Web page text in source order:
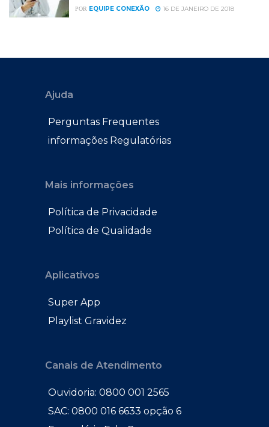
POR EQUIPE CONEXÃO 16 DE JANEIRO DE 2018
Ajuda
Perguntas Frequentes
informações Regulatórias
Mais informações
Política de Privacidade
Política de Qualidade
Aplicativos
Super App
Playlist Gravidez
Canais de Atendimento
Ouvidoria: 0800 001 2565
SAC: 0800 016 6633 opção 6